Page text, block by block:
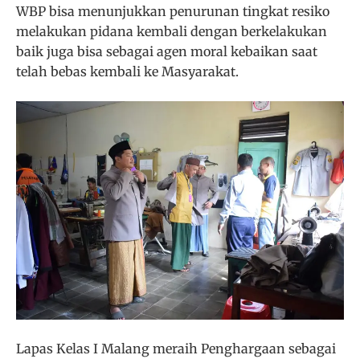
WBP bisa menunjukkan penurunan tingkat resiko
melakukan pidana kembali dengan berkelakukan
baik juga bisa sebagai agen moral kebaikan saat
telah bebas kembali ke Masyarakat.
Lapas Kelas I Malang meraih Penghargaan sebagai